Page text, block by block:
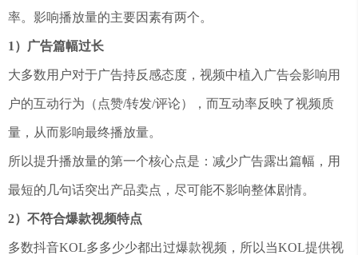
率。影响播放量的主要因素有两个。
1）广告篇幅过长
大多数用户对于广告持反感态度，视频中植入广告会影响用
户的互动行为（点赞/转发/评论），而互动率反映了视频质
量，从而影响最终播放量。
所以提升播放量的第一个核心点是：减少广告露出篇幅，用
最短的几句话突出产品卖点，尽可能不影响整体剧情。
2）不符合爆款视频特点
多数抖音KOL多多少少都出过爆款视频，所以当KOL提供视